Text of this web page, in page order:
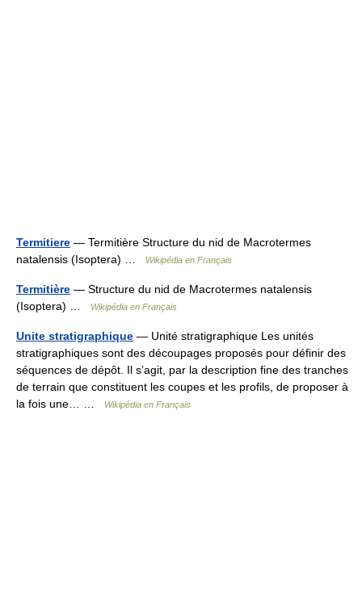
Termitiere — Termitière Structure du nid de Macrotermes
natalensis (Isoptera) …
Wikipédia en Français
Termitière — Structure du nid de Macrotermes natalensis
(Isoptera) …
Wikipédia en Français
Unite stratigraphique — Unité stratigraphique Les unités
stratigraphiques sont des découpages proposés pour définir des
séquences de dépôt. Il s’agit, par la description fine des tranches
de terrain que constituent les coupes et les profils, de proposer à
la fois une… …
Wikipédia en Français